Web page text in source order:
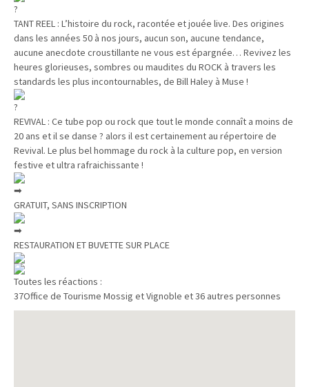
TANT REEL : L’histoire du rock, racontée et jouée live. Des origines
dans les années 50 à nos jours, aucun son, aucune tendance,
aucune anecdote croustillante ne vous est épargnée… Revivez les
heures glorieuses, sombres ou maudites du ROCK à travers les
standards les plus incontournables, de Bill Haley à Muse !
REVIVAL : Ce tube pop ou rock que tout le monde connaît a moins de
20 ans et il se danse ? alors il est certainement au répertoire de
Revival. Le plus bel hommage du rock à la culture pop, en version
festive et ultra rafraichissante !
GRATUIT, SANS INSCRIPTION
RESTAURATION ET BUVETTE SUR PLACE
Toutes les réactions :
37Office de Tourisme Mossig et Vignoble et 36 autres personnes